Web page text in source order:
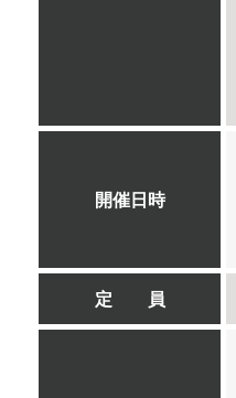
開催日時
定 員